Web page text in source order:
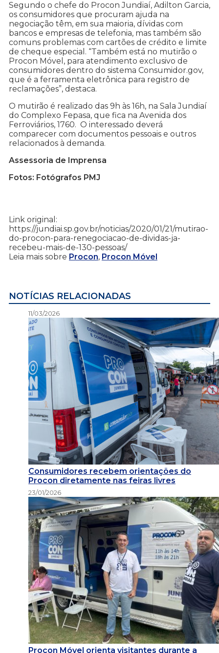
Segundo o chefe do Procon Jundiaí, Adilton Garcia,
os consumidores que procuram ajuda na
negociação têm, em sua maioria, dívidas com
bancos e empresas de telefonia, mas também são
comuns problemas com cartões de crédito e limite
de cheque especial. “Também está no mutirão o
Procon Móvel, para atendimento exclusivo de
consumidores dentro do sistema Consumidor.gov,
que é a ferramenta eletrônica para registro de
reclamações”, destaca.
O mutirão é realizado das 9h às 16h, na Sala Jundiaí
do Complexo Fepasa, que fica na Avenida dos
Ferroviários, 1760. O interessado deverá
comparecer com documentos pessoais e outros
relacionados à demanda.
Assessoria de Imprensa
Fotos: Fotógrafos PMJ
Link original:
https://jundiai.sp.gov.br/noticias/2020/01/21/mutirao-
do-procon-para-renegociacao-de-dividas-ja-
recebeu-mais-de-130-pessoas/
Leia mais sobre Procon, Procon Móvel
NOTÍCIAS RELACIONADAS
11/03/2026
Consumidores recebem orientações do
Procon diretamente nas feiras livres
23/01/2026
Procon Móvel orienta visitantes durante a